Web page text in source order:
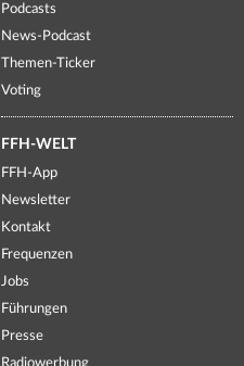
Podcasts
News-Podcast
Themen-Ticker
Voting
FFH-WELT
FFH-App
Newsletter
Kontakt
Frequenzen
Jobs
Führungen
Presse
Radiowerbung